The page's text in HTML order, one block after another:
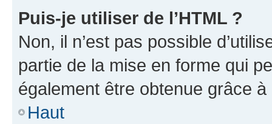
Puis-je utiliser de l’HTML ?
Non, il n’est pas possible
partie de la mise en forme qui
également être obtenue grâce à
Haut